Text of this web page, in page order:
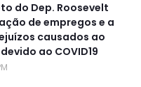
do Dep. Roosevelt
de empregos e a
causados ao
ao COVID19